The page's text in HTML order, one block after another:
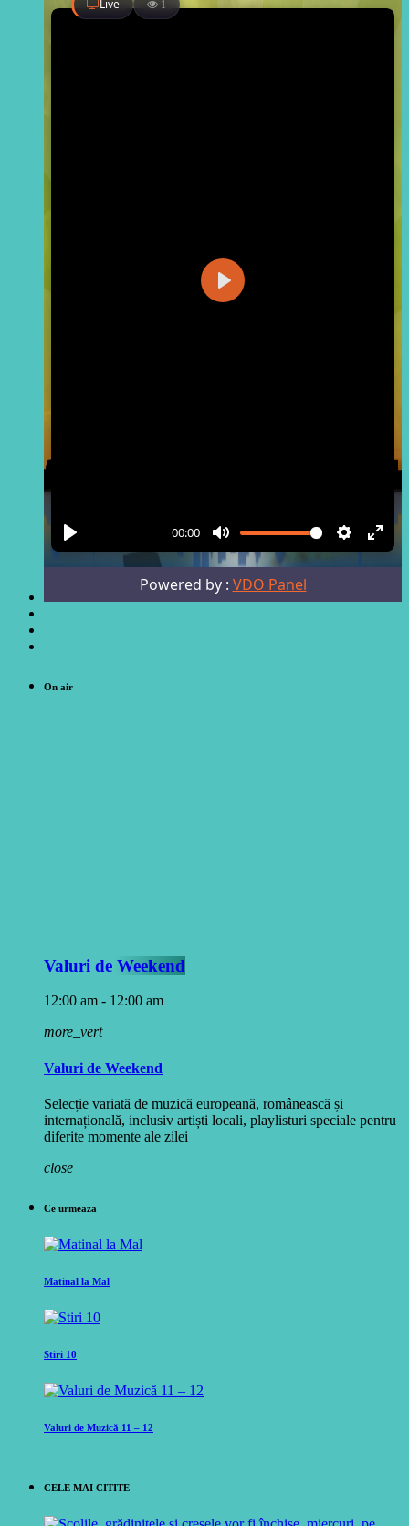
On air
Valuri de Weekend
12:00 am - 12:00 am
more_vert
Valuri de Weekend
Selecție variată de muzică europeană, românească și
internațională, inclusiv artiști locali, playlisturi speciale pentru
diferite momente ale zilei
close
Ce urmeaza
Matinal la Mal
Stiri 10
Valuri de Muzică 11 – 12
CELE MAI CITITE